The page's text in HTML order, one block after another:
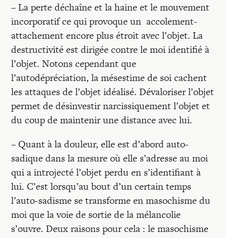
– La perte déchaîne et la haine et le mouvement
incorporatif ce qui provoque un accolement-
attachement encore plus étroit avec l’objet. La
destructivité est dirigée contre le moi identifié à
l’objet. Notons cependant que
l’autodépréciation, la mésestime de soi cachent
les attaques de l’objet idéalisé. Dévaloriser l’objet
permet de désinvestir narcissiquement l’objet et
du coup de maintenir une distance avec lui.
– Quant à la douleur, elle est d’abord auto-
sadique dans la mesure où elle s’adresse au moi
qui a introjecté l’objet perdu en s’identifiant à
lui. C’est lorsqu’au bout d’un certain temps
l’auto-sadisme se transforme en masochisme du
moi que la voie de sortie de la mélancolie
s’ouvre. Deux raisons pour cela : le masochisme